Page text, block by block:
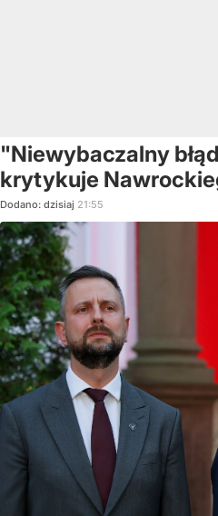
"Niewybaczalny
krytykuje
Dodano: dzisiaj 21:55